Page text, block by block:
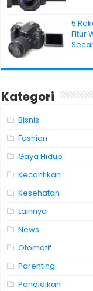
5
Fitur
Kategori
Bisnis
Fashion
Gaya Hidup
Kecantikan
Kesehatan
Lainnya
News
Otomotif
Parenting
Pendidikan